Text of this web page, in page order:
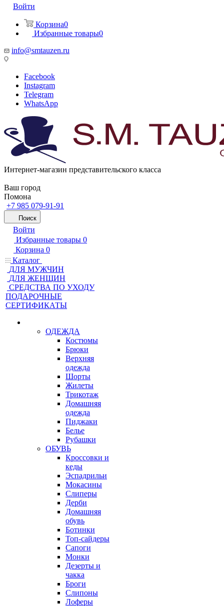
Войти
Корзина0
Избранные товары0
info@smtauzen.ru
Facebook
Instagram
Telegram
WhatsApp
Интернет-магазин представительского класса
Ваш город
Помона
+7 985 079-91-91
Поиск
Войти
Избранные товары 0
Корзина 0
Каталог
ДЛЯ МУЖЧИН
ДЛЯ ЖЕНЩИН
CРЕДСТВА ПО УХОДУ
ПОДАРОЧНЫЕ
СЕРТИФИКАТЫ
ОДЕЖДА
Костюмы
Брюки
Верхняя
одежда
Шорты
Жилеты
Трикотаж
Домашняя
одежда
Пиджаки
Белье
Рубашки
ОБУВЬ
Кроссовки и
кеды
Эспадрильи
Мокасины
Слиперы
Дерби
Домашняя
обувь
Ботинки
Топ-сайдеры
Сапоги
Монки
Дезерты и
чакка
Броги
Слипоны
Лоферы